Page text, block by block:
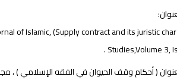
Studies,Volume 3,
( أحكام وقف الحيوان في الفقه الإسلامي ) ، مجلة كلية